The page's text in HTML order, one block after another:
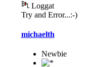
Loggat
Try and Error...:-)
michaelth
Newbie